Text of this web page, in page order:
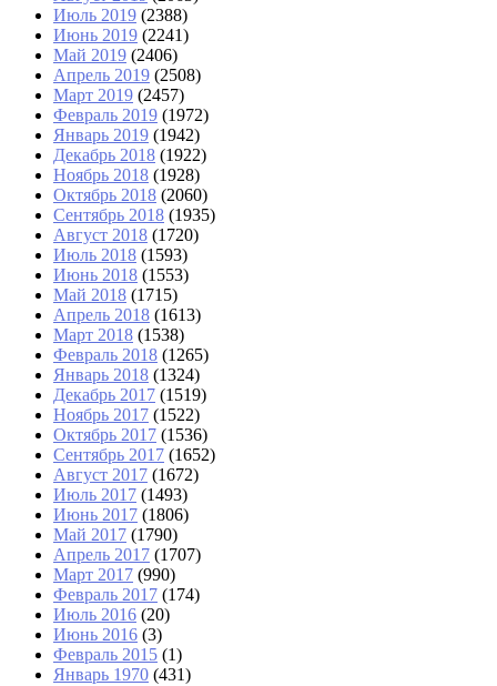
Июль 2019 (2388)
Июнь 2019 (2241)
Май 2019 (2406)
Апрель 2019 (2508)
Март 2019 (2457)
Февраль 2019 (1972)
Январь 2019 (1942)
Декабрь 2018 (1922)
Ноябрь 2018 (1928)
Октябрь 2018 (2060)
Сентябрь 2018 (1935)
Август 2018 (1720)
Июль 2018 (1593)
Июнь 2018 (1553)
Май 2018 (1715)
Апрель 2018 (1613)
Март 2018 (1538)
Февраль 2018 (1265)
Январь 2018 (1324)
Декабрь 2017 (1519)
Ноябрь 2017 (1522)
Октябрь 2017 (1536)
Сентябрь 2017 (1652)
Август 2017 (1672)
Июль 2017 (1493)
Июнь 2017 (1806)
Май 2017 (1790)
Апрель 2017 (1707)
Март 2017 (990)
Февраль 2017 (174)
Июль 2016 (20)
Июнь 2016 (3)
Февраль 2015 (1)
Январь 1970 (431)